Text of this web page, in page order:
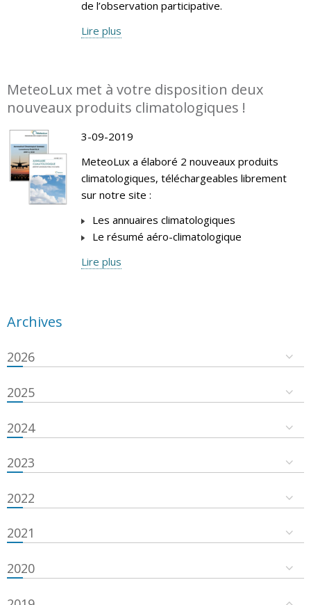
de l’observation participative.
Lire plus
MeteoLux met à votre disposition deux
nouveaux produits climatologiques !
3-09-2019
MeteoLux a élaboré 2 nouveaux produits
climatologiques, téléchargeables librement
sur notre site :
Les annuaires climatologiques
Le résumé aéro-climatologique
Lire plus
Archives
2026
2025
2024
2023
2022
2021
2020